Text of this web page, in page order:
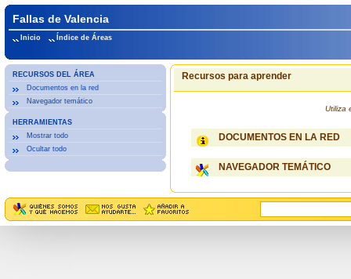
Fallas de Valencia
Inicio Índice de Áreas
RECURSOS DEL ÁREA
Documentos en la red
Navegador temático
HERRAMIENTAS
Mostrar todo
Ocultar todo
Recursos para aprender
Utiliza
DOCUMENTOS EN LA RED
NAVEGADOR TEMÁTICO